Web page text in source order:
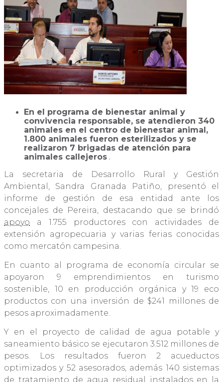
En el programa de bienestar animal y
convivencia responsable, se atendieron 340
animales en el centro de bienestar animal,
1.800 animales fueron esterilizados y se
realizaron 7 brigadas de atención para
animales callejeros .
La secretaria de Desarrollo Rural y Gestión
Ambiental, Sandra Granada Patiño, presentó el
informe de gestión de esa entidad ante los
concejales de Pereira, destacando que se brindó
apoyo a 1.755 productores con actividades de
extensión agropecuaria y varias ferias conocidas
como mercatón campesina.
En cuanto al programa de economía circular se
apoyaron 9 emprendimientos en turismo
sostenible, 10 en producción orgánica y 19 eco
productos con una inversión de $241 millones de
pesos aproximadamente.
Y en el proyecto de calidad de agua potable y
saneamiento básico se ejecutaron 3.512 millones de
pesos. Los resultados fueron 2 acueductos
optimizados y 52 asesorados, además 140 sistemas
de tratamiento de agua residual instalados en la